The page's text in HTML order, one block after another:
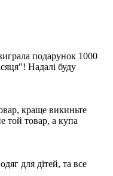
подарунок 1000
Надалі буду
краще викиньте
той товар, а купа
для дітей, та все